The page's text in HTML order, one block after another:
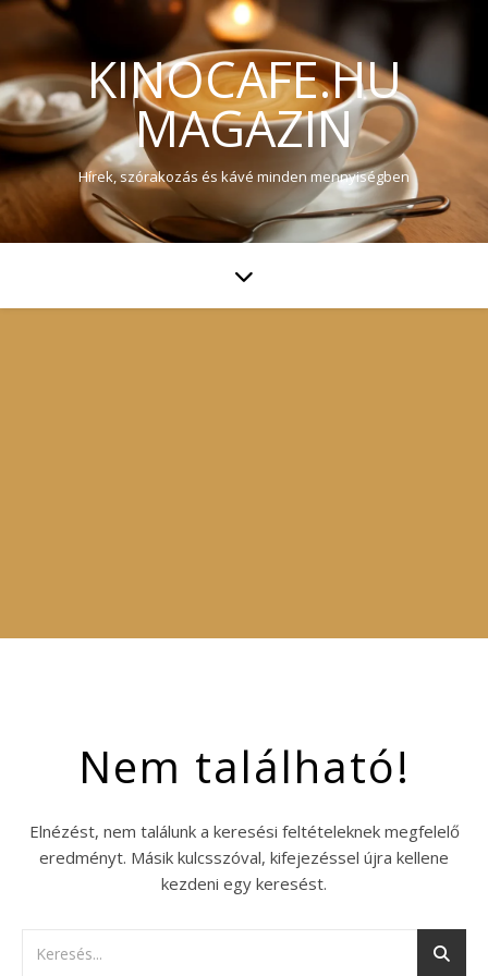
KINOCAFE.HU
MAGAZIN
Hírek, szórakozás és kávé minden mennyiségben
Nem található!
Elnézést, nem találunk a keresési feltételeknek megfelelő
eredményt. Másik kulcsszóval, kifejezéssel újra kellene
kezdeni egy keresést.